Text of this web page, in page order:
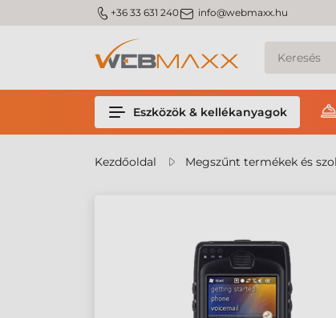
m_phone +36 33 631 240m_email info@webmaxx.hu
Eszközök & kellékanyagok
Kezdőoldal Megszűnt termékek és